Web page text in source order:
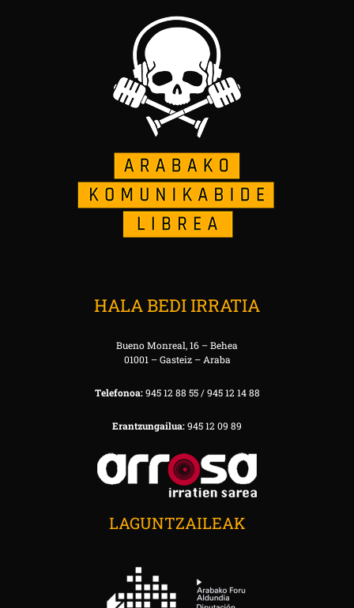
HALA BEDI IRRATIA
Bueno Monreal, 16 – Behea
01001 – Gasteiz – Araba
Telefonoa:945 12 88 55 / 945 12 14 88
Erantzungailua:945 12 09 89
LAGUNTZAILEAK